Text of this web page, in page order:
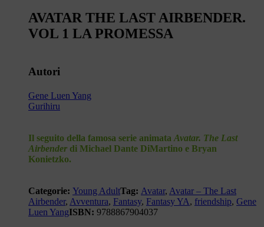
AVATAR THE LAST AIRBENDER.
VOL 1 LA PROMESSA
Autori
Gene Luen Yang
Gurihiru
Il seguito della famosa serie animata Avatar. The Last
Airbender di Michael Dante DiMartino e Bryan
Konietzko.
Categorie: Young AdultTag: Avatar, Avatar – The Last
Airbender, Avventura, Fantasy, Fantasy YA, friendship, Gene
Luen YangISBN: 9788867904037